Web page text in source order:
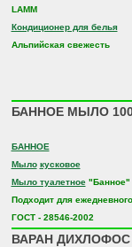
LAMM
Кондиционер для белья
Альпийская свежесть
БАННОЕ МЫЛО
БАННОЕ
Мыло кусковое
Мыло туалетное"Банное"
Подходит для
ГОСТ - 28546-2002
ВАРАН ДИХЛОФОС